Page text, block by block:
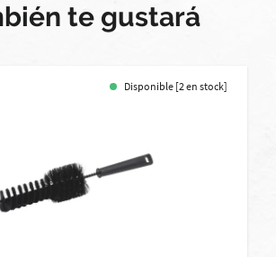
te gustará
Disponible [2 en stock]